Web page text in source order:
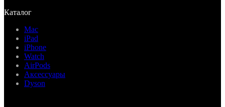
Каталог
Mac
iPad
iPhone
Watch
AirPods
Аксессуары
Dyson